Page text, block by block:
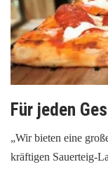
Für jeden
„Wir bieten eine
kräftigen Sauerteig-